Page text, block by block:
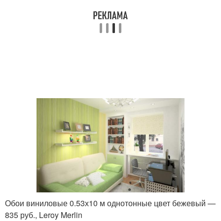
Обои виниловые 0.53х10 м однотонные цвет бежевый —
835 руб., Leroy Merlin